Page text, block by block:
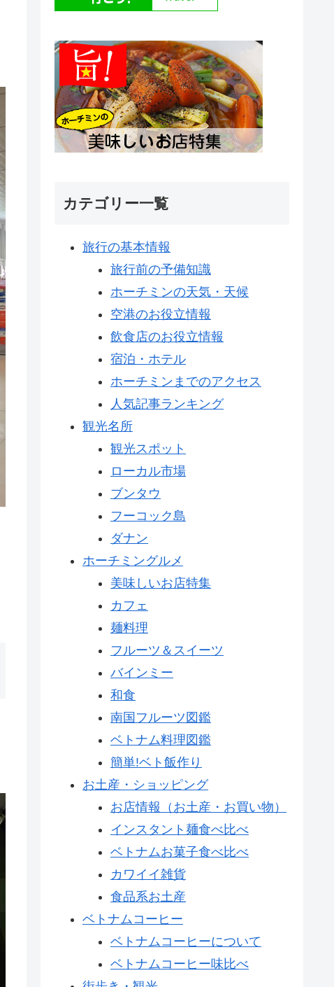
カテゴリー一覧
旅行の基本情報
旅行前の予備知識
ホーチミンの天気・天候
空港のお役立情報
飲食店のお役立情報
宿泊・ホテル
ホーチミンまでのアクセス
人気記事ランキング
観光名所
観光スポット
ローカル市場
ブンタウ
フーコック島
ダナン
ホーチミングルメ
美味しいお店特集
カフェ
麺料理
フルーツ＆スイーツ
バインミー
和食
南国フルーツ図鑑
ベトナム料理図鑑
簡単!ベト飯作り
お土産・ショッピング
お店情報（お土産・お買い物）
インスタント麺食べ比べ
ベトナムお菓子食べ比べ
カワイイ雑貨
食品系お土産
ベトナムコーヒー
ベトナムコーヒーについて
ベトナムコーヒー味比べ